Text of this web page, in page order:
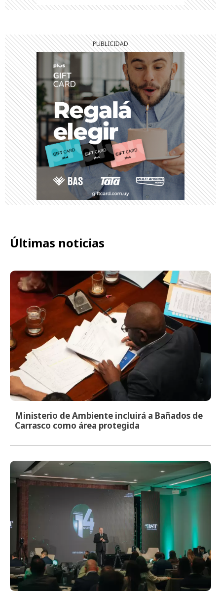
Últimas noticias
Ministerio de Ambiente incluirá a Bañados de
Carrasco como área protegida